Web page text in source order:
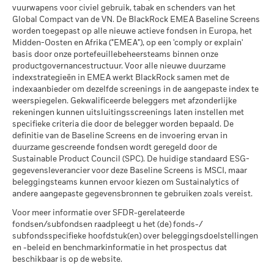
andere valuta dan die gebruikt in de berekening van de
prestaties in het verleden. Bron: Blackrock
30%. De Belgische roerende voorheffing die toegepast wordt
op de rente-inkomsten die inbegrepen zijn in de
wederinkoopprijs van kapitalisatie- en distributieaandelen
die meer dan 10% van hun activa beleggen in om het even
welk type van schuldvorderingen, bedraagt 30%.
Publicatie van de netto-inventariswaarde:
www.blackrock.com/be, De Tijd,www.fundinfo.com. Gelieve
voor klachten over dit fonds contact op te nemen met
BlackRock op het nummer 02 402 49 00, of een e-mail te
sturen naar belux@blackrock.com.Voor uw veiligheid worden
telefoongesprekken doorgaans opgenomen.U kunt ook
contact opnemen met de Consumer Mediation Service. Meer
informatie vindt u ophttp://www.ombudsfin.be
Betrokkenheid van
bedrijfsleven Dekking
per 30/jun/2026
Percentage niet-gedekt
Fonds
per 30/jun/2026
40,33%
De blootstellingen van BlackRock inzake betrokkenheid van
het bedrijfsleven, zoals hierboven weergegeven voor
Ketelkool en Oliezand, worden berekend en gerapporteerd
voor bedrijven die meer dan 5% van hun inkomsten
genereren uit ketelkool of oliezand zoals bepaald door MSCI
inkomsten genereren uit ketelkool of oliezand (met een
inkomstendrempel van 0%), zoals bepaald door MSCI ESG
Research, geldt het volgende: voor ketelkool 0,02% en voor
oliezand 0,00%.
vuurwapens voor civiel gebruik, tabak en schenders van het
Global Compact van de VN. De BlackRock EMEA Baseline Screens
worden toegepast op alle nieuwe actieve fondsen in Europa, het
Midden-Oosten en Afrika ("EMEA"), op een 'comply or explain'
basis door onze portefeuillebeheersteams binnen onze
productgovernancestructuur. Voor alle nieuwe duurzame
indexstrategieën in EMEA werkt BlackRock samen met de
indexaanbieder om dezelfde screenings in de aangepaste index te
weerspiegelen. Gekwalificeerde beleggers met afzonderlijke
rekeningen kunnen uitsluitingsscreenings laten instellen met
specifieke criteria die door de belegger worden bepaald. De
definitie van de Baseline Screens en de invoering ervan in
duurzame gescreende fondsen wordt geregeld door de
Sustainable Product Council (SPC). De huidige standaard ESG-
gegevensleverancier voor deze Baseline Screens is MSCI, maar
beleggingsteams kunnen ervoor kiezen om Sustainalytics of
andere aangepaste gegevensbronnen te gebruiken zoals vereist.
Voor meer informatie over SFDR-gerelateerde
fondsen/subfondsen raadpleegt u het (de) fonds-/
subfondsspecifieke hoofdstuk(en) over beleggingsdoelstellingen
en -beleid en benchmarkinformatie in het prospectus dat
beschikbaar is op de website.